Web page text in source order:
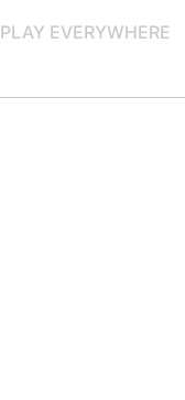
PLAY EVERYWHERE